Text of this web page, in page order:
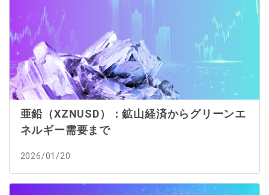
亜鉛（XZNUSD）：鉱山経済からグリーンエ
ネルギー需要まで
2026/01/20